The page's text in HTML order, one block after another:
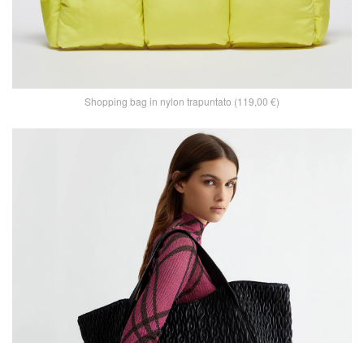
Shopping bag in nylon trapuntato (119,00 €)